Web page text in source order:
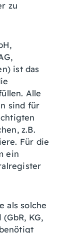
zu
ist das
Alle
sind für
z.B.
Für die
ein
als solche
KG,